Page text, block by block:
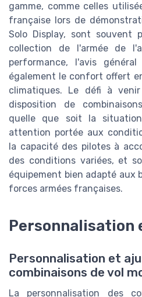
gamme, comme celles
française lors de
Solo Display, sont souvent
collection de l'armée de
performance, l'avis
également le confort offert
climatiques. Le défi à
disposition de
quelle que soit la
attention portée aux
la capacité des pilotes à
des conditions variées, et
équipement bien adapté aux
forces armées françaises.
Personnalisation
Personnalisation et
combinaisons de vol
La personnalisation des